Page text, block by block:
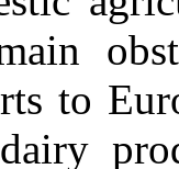
to